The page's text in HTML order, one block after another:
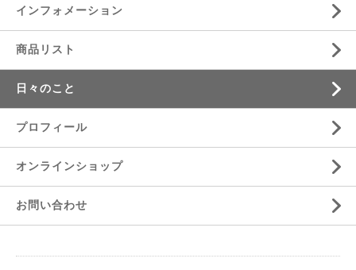
インフォメーション
商品リスト
日々のこと
プロフィール
オンラインショップ
お問い合わせ